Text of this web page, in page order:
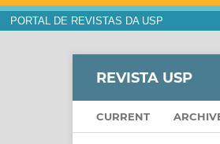
PORTAL DE REVISTAS DA USP
REVISTA USP
CURRENT